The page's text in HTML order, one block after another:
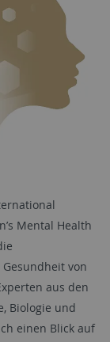
Mental Health
von
aus den
Biologie und
einen Blick auf